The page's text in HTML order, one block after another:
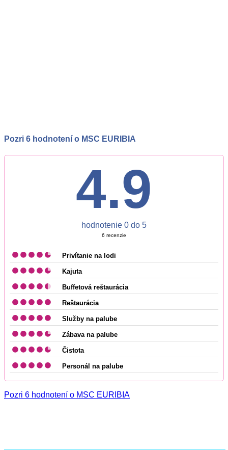
Pozri 6 hodnotení o MSC EURIBIA
4.9
hodnotenie 0 do 5
6 recenzie
Privítanie na lodi
Kajuta
Buffetová reštaurácia
Reštaurácia
Služby na palube
Zábava na palube
Čistota
Personál na palube
Pozri 6 hodnotení o MSC EURIBIA